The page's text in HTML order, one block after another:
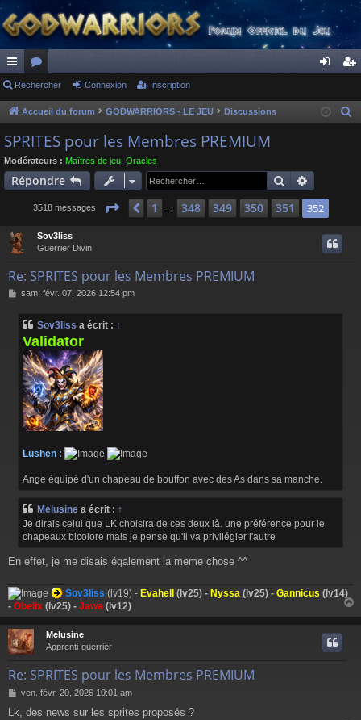
ac
co
ur
ci
or
u
m
s
ne cri
Rechercher Connexion Inscription
Accueil du forum GODWARRIORS - LE JEU Discussions
SPRITES pour les Membres PREMIUM
Modérateurs : Maîtres de jeu Oracles
Répondre Rechercher
3518 messages Page 352 sur352
Précédent
1 348 349 350 351 352
Sov3liss
Guerrier Divin
Re: SPRITES pour les Membres PREMIUM
M
sam. févr. 07, 2026 12:54 pm
Sov3liss a écrit : ↑
Validator
Lushen :
Ange équipé d'un chapeau de bouffon avec des As dans sa manche.
Melusine a écrit : ↑
Je dirais celui que LK choisira de ces deux là. une préférence pour le
chapeaux bicolore mais je pense qu'il va privilégier l'autre
En effet, je me disais également la meme chose ^^
Sov3liss (lv19) - Evahell (lv25) - Nyssa (lv25) - Gannicus (lv14)
- Obelix (lv25) - Jawa (lv12)
a
Melusine
Apprenti-guerrier
Re: SPRITES pour les Membres PREMIUM
M
s
ven. févr. 20, 2026 10:01 am
Lk, des news sur les sprites proposés ?